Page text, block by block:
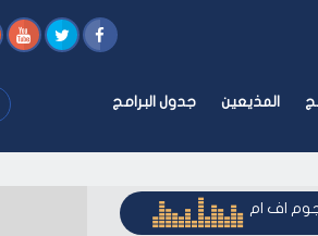
المذيعين جدول البرامج
- اف ام - على كيفك نجوم اف ام - على